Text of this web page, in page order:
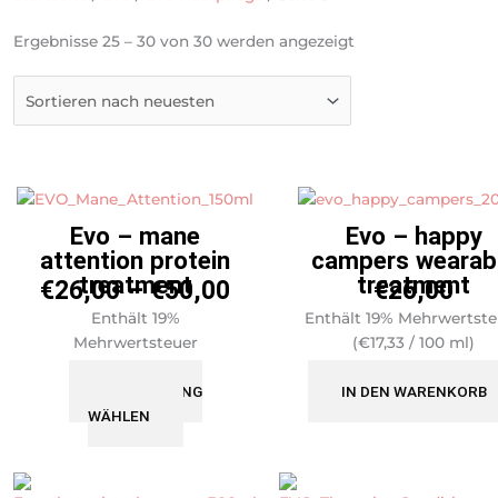
Ergebnisse 25 – 30 von 30 werden angezeigt
Evo – mane
attention protein
treatment
€26,00 –€50,00
Preisspanne:
€50,00
Enthält 19%
Mehrwertsteuer
AUSFÜHRUNG
WÄHLEN
Dieses
weist
mehrere
Varianten
Die
können
Evo – happy
campers
treatment
€26,00
Enthält 19%
(€17,33 / 100 ml)
IN DEN WARENKORB
Preisspanne: